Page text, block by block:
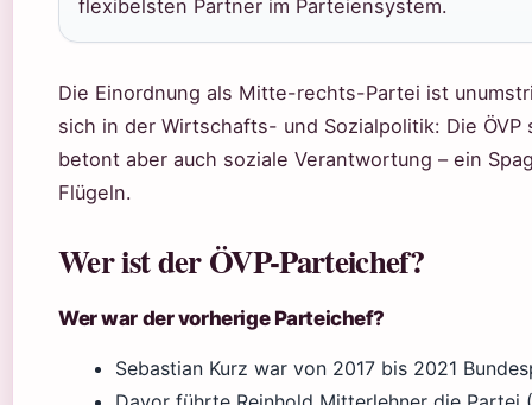
flexibelsten Partner im Parteiensystem.
Die Einordnung als Mitte-rechts-Partei ist
sich in der Wirtschafts- und Sozialpolitik: Die
betont aber auch soziale Verantwortung – ein
Flügeln.
Wer ist der ÖVP-Parteichef?
Wer war der vorherige Parteichef?
Sebastian Kurz war von 2017 bis 2021